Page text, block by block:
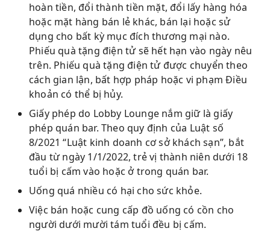
hoàn tiền, đổi thành tiền mặt, đổi lấy hàng hóa
hoặc mặt hàng bán lẻ khác, bán lại hoặc sử
dụng cho bất kỳ mục đích thương mại nào.
Phiếu quà tặng điện tử sẽ hết hạn vào ngày nêu
trên. Phiếu quà tặng điện tử được chuyển theo
cách gian lận, bất hợp pháp hoặc vi phạm Điều
khoản có thể bị hủy.
Giấy phép do Lobby Lounge nắm giữ là giấy
phép quán bar. Theo quy định của Luật số
8/2021 “Luật kinh doanh cơ sở khách sạn”, bắt
đầu từ ngày 1/1/2022, trẻ vị thành niên dưới 18
tuổi bị cấm vào hoặc ở trong quán bar.
Uống quá nhiều có hại cho sức khỏe.
Việc bán hoặc cung cấp đồ uống có cồn cho
người dưới mười tám tuổi đều bị cấm.